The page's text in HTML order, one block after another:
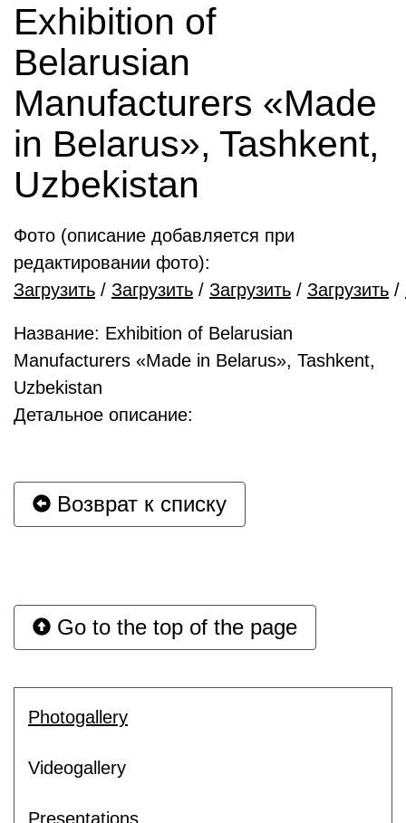
Exhibition of
Belarusian
Manufacturers «Made
in Belarus», Tashkent,
Uzbekistan
Фото (описание добавляется при
редактировании фото):
Загрузить / Загрузить / Загрузить / Загрузить /
Название: Exhibition of Belarusian
Manufacturers «Made in Belarus», Tashkent,
Uzbekistan
Детальное описание:
Возврат к списку
Go to the top of the page
Photogallery
Videogallery
Presentations